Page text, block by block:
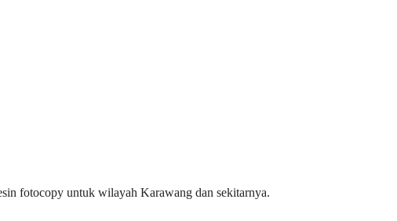
fotocopy untuk wilayah Karawang dan sekitarnya.